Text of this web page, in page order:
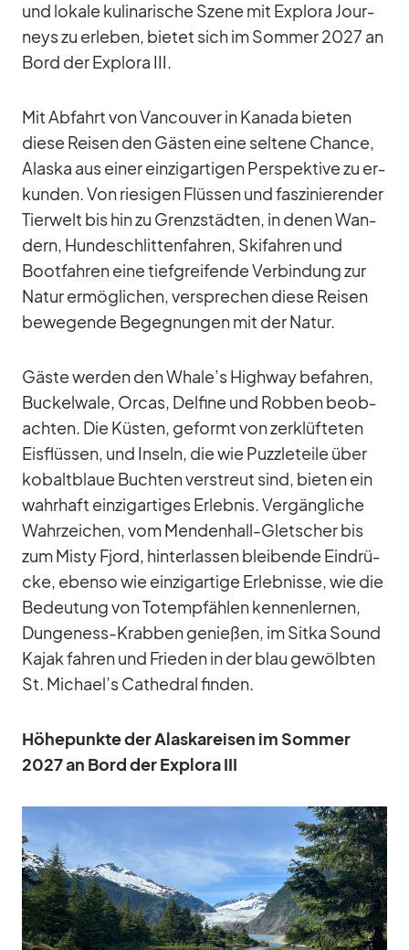
und lo­kale ku­li­na­ri­sche Szene mit Ex­plora Jour­
neys zu er­le­ben, bie­tet sich im Som­mer 2027 an
Bord der Ex­plora III.
Mit Ab­fahrt von Van­cou­ver in Ka­nada bie­ten
diese Rei­sen den Gäs­ten eine sel­tene Chance,
Alaska aus ei­ner ein­zig­ar­ti­gen Per­spek­tive zu er­
kun­den. Von rie­si­gen Flüs­sen und fas­zi­nie­ren­der
Tier­welt bis hin zu Grenz­städ­ten, in de­nen Wan­
dern, Hun­de­schlit­ten­fah­ren, Ski­fah­ren und
Boot­fah­ren eine tief­grei­fende Ver­bin­dung zur
Na­tur er­mög­li­chen, ver­spre­chen diese Rei­sen
be­we­gende Be­geg­nun­gen mit der Na­tur.
Gäste wer­den den Whale’s High­way be­fah­ren,
Bu­ckel­wale, Or­cas, Del­fine und Rob­ben be­ob­
ach­ten. Die Küs­ten, ge­formt von zer­klüf­te­ten
Eis­flüs­sen, und In­seln, die wie Puz­zle­teile über
ko­balt­blaue Buch­ten ver­streut sind, bie­ten ein
wahr­haft ein­zig­ar­ti­ges Er­leb­nis. Ver­gäng­li­che
Wahr­zei­chen, vom Men­den­hall-Glet­scher bis
zum Misty Fjord, hin­ter­las­sen blei­bende Ein­drü­
cke, ebenso wie ein­zig­ar­tige Er­leb­nisse, wie die
Be­deu­tung von To­tem­pfäh­len ken­nen­ler­nen,
Dun­gen­ess-Krab­ben ge­nie­ßen, im Sitka Sound
Ka­jak fah­ren und Frie­den in der blau ge­wölb­ten
St. Michael’s Ca­the­dral fin­den.
Hö­he­punkte der Alas­ka­rei­sen im Som­mer
2027 an Bord der Ex­plora III